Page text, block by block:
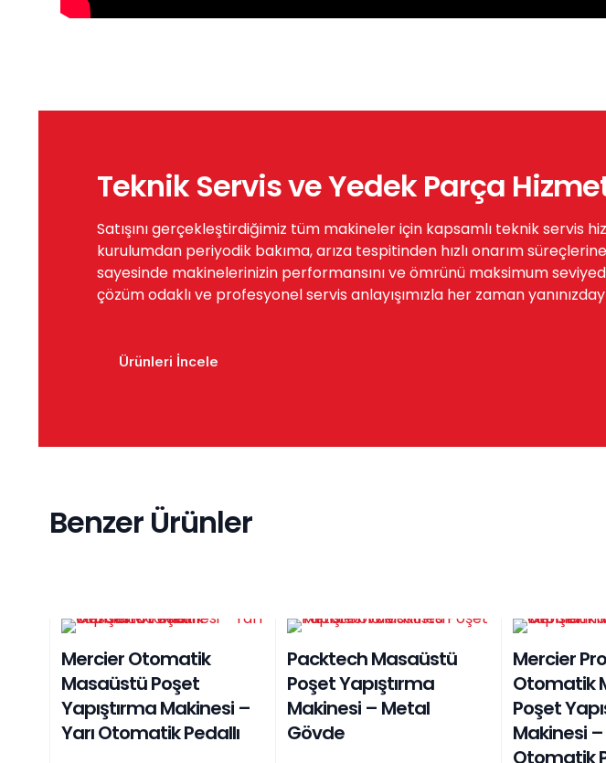
Teknik Servis ve Yedek Parça
Satışını gerçekleştirdiğimiz tüm makineler için kapsamlı teknik servis
kurulumdan periyodik bakıma, arıza tespitinden hızlı onarım
sayesinde makinelerinizin performansını ve ömrünü maksimum
çözüm odaklı ve profesyonel servis anlayışımızla her zaman
Ürünleri İncele
Benzer Ürünler
Mercier Otomatik
Masaüstü Poşet
Yapıştırma Makinesi –
Yarı Otomatik Pedallı
Packtech Masaüstü
Poşet Yapıştırma
Makinesi – Metal
Gövde
Mercier
Otomatik
Poşet
Makinesi –
Otomatik